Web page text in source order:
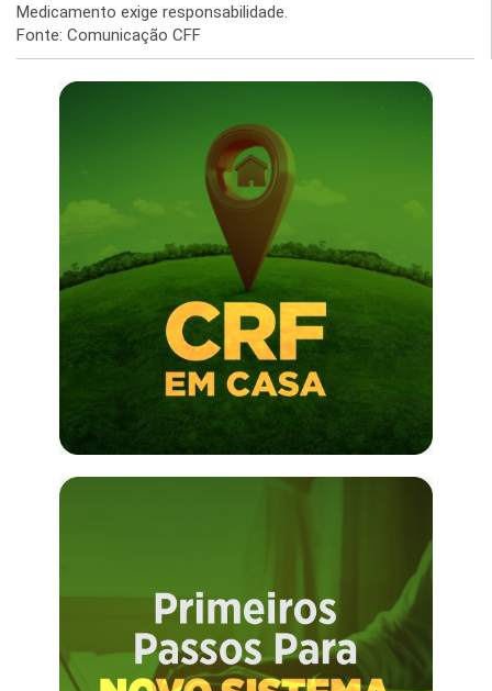
Medicamento exige responsabilidade.
Fonte: Comunicação CFF